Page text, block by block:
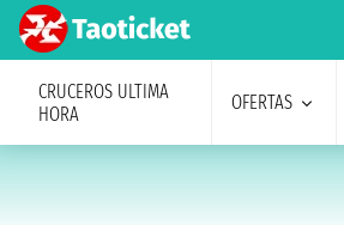
CRUCEROS ULTIMA
HORA
OFERTAS